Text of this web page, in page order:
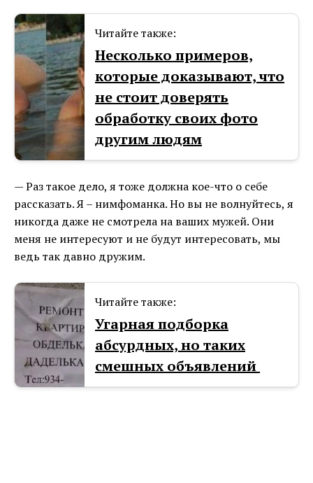
Читайте также:
Несколько примеров,
которые доказывают, что
не стоит доверять
обработку своих фото
другим людям
— Раз такое дело, я тоже должна кое-что о себе
рассказать. Я – нимфоманка. Но вы не волнуйтесь, я
никогда даже не смотрела на ваших мужей. Они
меня не интересуют и не будут интересовать, мы
ведь так давно дружим.
Читайте также:
Угарная подборка
абсурдных, но таких
смешных объявлений